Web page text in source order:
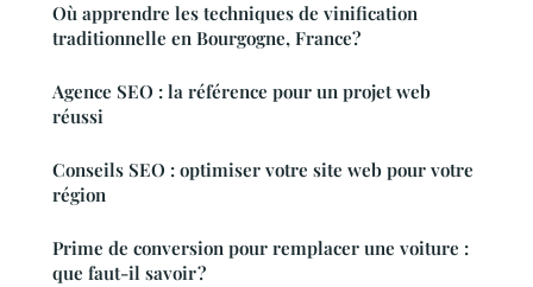
Où apprendre les techniques de vinification
traditionnelle en Bourgogne, France?
Agence SEO : la référence pour un projet web
réussi
Conseils SEO : optimiser votre site web pour votre
région
Prime de conversion pour remplacer une voiture :
que faut-il savoir ?